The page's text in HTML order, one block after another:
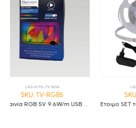
LED KITS,
SKU: MTN-43211
Έτοιμο SET ταινίας LED 5m. RGB 30LED/m με τηλεχειριστήριο και τροφοδοτικό IP20